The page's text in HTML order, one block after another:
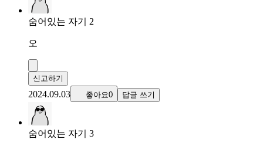
숨어있는 자기 2
오
신고하기
2024.09.03 좋아요0 답글 쓰기
숨어있는 자기 3